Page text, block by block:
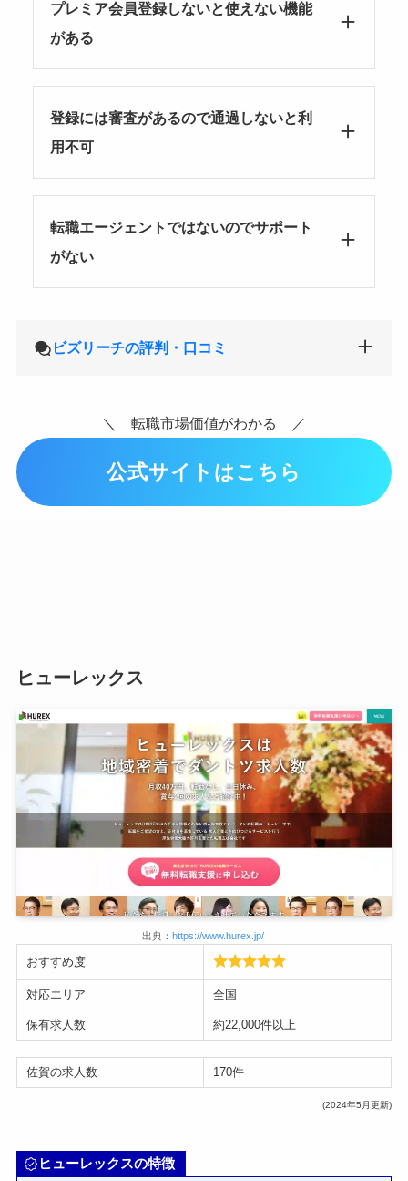
プレミア会員登録しないと使えない機能
がある
登録には審査があるので通過しないと利
用不可
転職エージェントではないのでサポート
がない
ビズリーチの評判・口コミ
＼ 転職市場価値がわかる ／
公式サイトはこちら
ヒューレックス
出典：https://www.hurex.jp/
おすすめ度
対応エリア 全国
保有求人数 約22,000件以上
佐賀の求人数 170件
(2024年5月更新)
ヒューレックスの特徴